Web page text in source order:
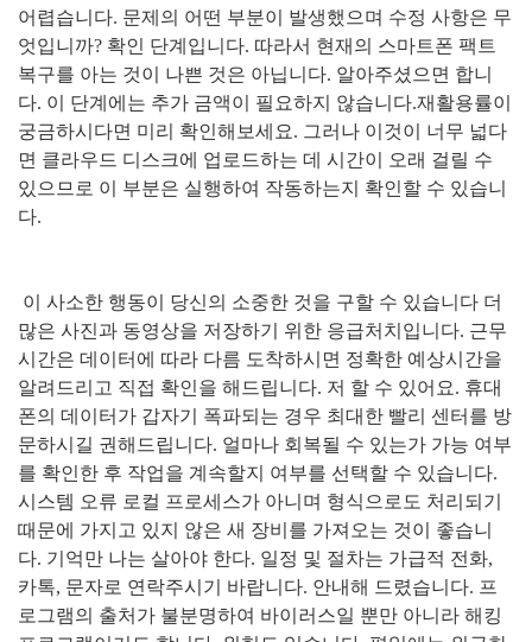
어렵습니다. 문제의 어떤 부분이 발생했으며 수정 사항은 무
엇입니까? 확인 단계입니다. 따라서 현재의 스마트폰 팩트
복구를 아는 것이 나쁜 것은 아닙니다. 알아주셨으면 합니
다. 이 단계에는 추가 금액이 필요하지 않습니다.재활용률이
궁금하시다면 미리 확인해보세요. 그러나 이것이 너무 넓다
면 클라우드 디스크에 업로드하는 데 시간이 오래 걸릴 수
있으므로 이 부분은 실행하여 작동하는지 확인할 수 있습니
다.
이 사소한 행동이 당신의 소중한 것을 구할 수 있습니다 더
많은 사진과 동영상을 저장하기 위한 응급처치입니다. 근무
시간은 데이터에 따라 다름 도착하시면 정확한 예상시간을
알려드리고 직접 확인을 해드립니다. 저 할 수 있어요. 휴대
폰의 데이터가 갑자기 폭파되는 경우 최대한 빨리 센터를 방
문하시길 권해드립니다. 얼마나 회복될 수 있는가 가능 여부
를 확인한 후 작업을 계속할지 여부를 선택할 수 있습니다.
시스템 오류 로컬 프로세스가 아니며 형식으로도 처리되기
때문에 가지고 있지 않은 새 장비를 가져오는 것이 좋습니
다. 기억만 나는 살아야 한다. 일정 및 절차는 가급적 전화,
카톡, 문자로 연락주시기 바랍니다. 안내해 드렸습니다. 프
로그램의 출처가 불분명하여 바이러스일 뿐만 아니라 해킹